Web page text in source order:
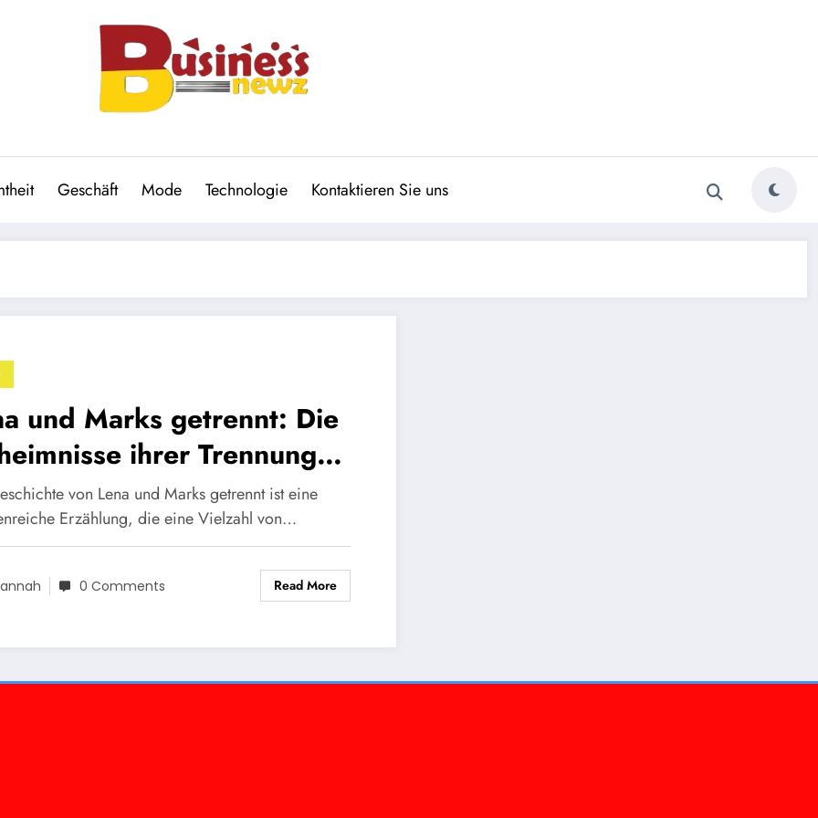
Geschäft Mode Technologie Kontaktieren Sie uns
und Marks getrennt: Die
ihrer Trennung
was sie bedeutet
von Lena und Marks getrennt ist eine
Erzählung, die eine Vielzahl von…
0 Comments Read More